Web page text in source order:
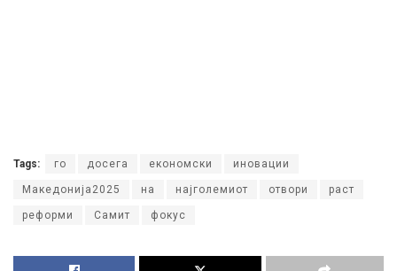
Tags: го досега економски иновации
Македонија2025 на најголемиот отвори раст
реформи Самит фокус